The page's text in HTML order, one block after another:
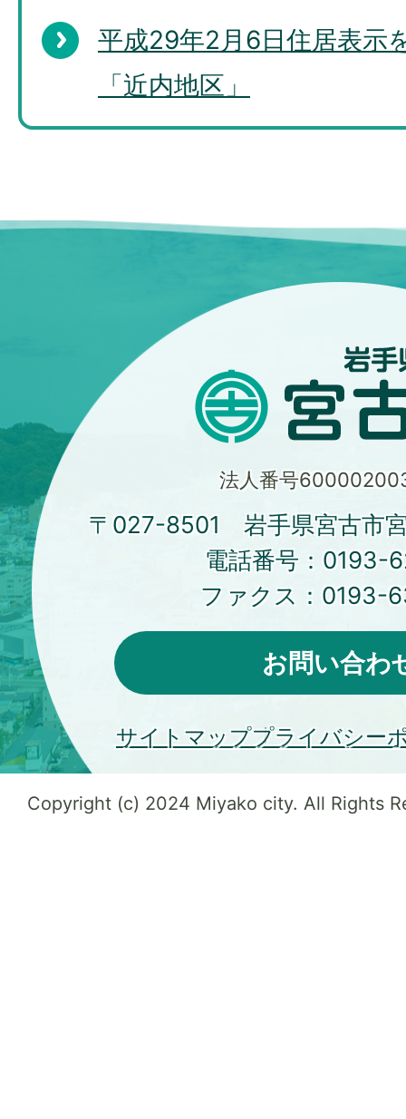
平成29年2月6日住居表示
「近内地区」
法人番号
〒027-8501 岩手県宮古市
電話番号： 0193-
ファクス： 0193-
お問い合わ
サイトマッププライバシー
Copyright (c) 2024 Miyako city. All Rights